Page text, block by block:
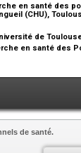
en santé des
(CHU),
de
en santé des
de santé.